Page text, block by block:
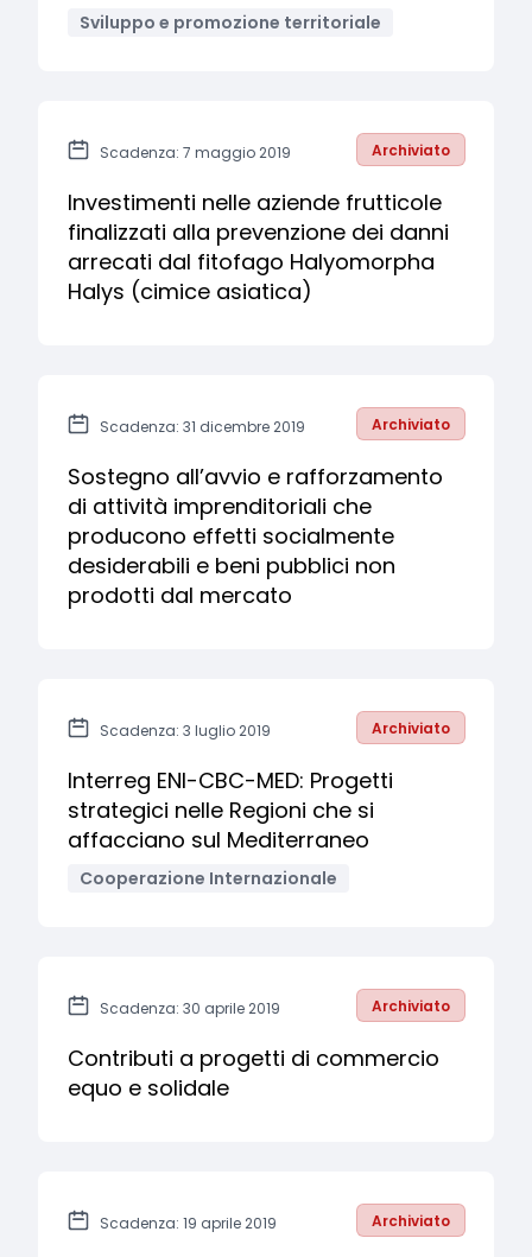
Sviluppo e promozione territoriale
Scadenza: 7 maggio 2019 Archiviato
Investimenti nelle aziende frutticole
finalizzati alla prevenzione dei danni
arrecati dal fitofago Halyomorpha
Halys (cimice asiatica)
Scadenza: 31 dicembre 2019 Archiviato
Sostegno all’avvio e rafforzamento
di attività imprenditoriali che
producono effetti socialmente
desiderabili e beni pubblici non
prodotti dal mercato
Scadenza: 3 luglio 2019 Archiviato
Interreg ENI-CBC-MED: Progetti
strategici nelle Regioni che si
affacciano sul Mediterraneo
Cooperazione Internazionale
Scadenza: 30 aprile 2019 Archiviato
Contributi a progetti di commercio
equo e solidale
Scadenza: 19 aprile 2019 Archiviato